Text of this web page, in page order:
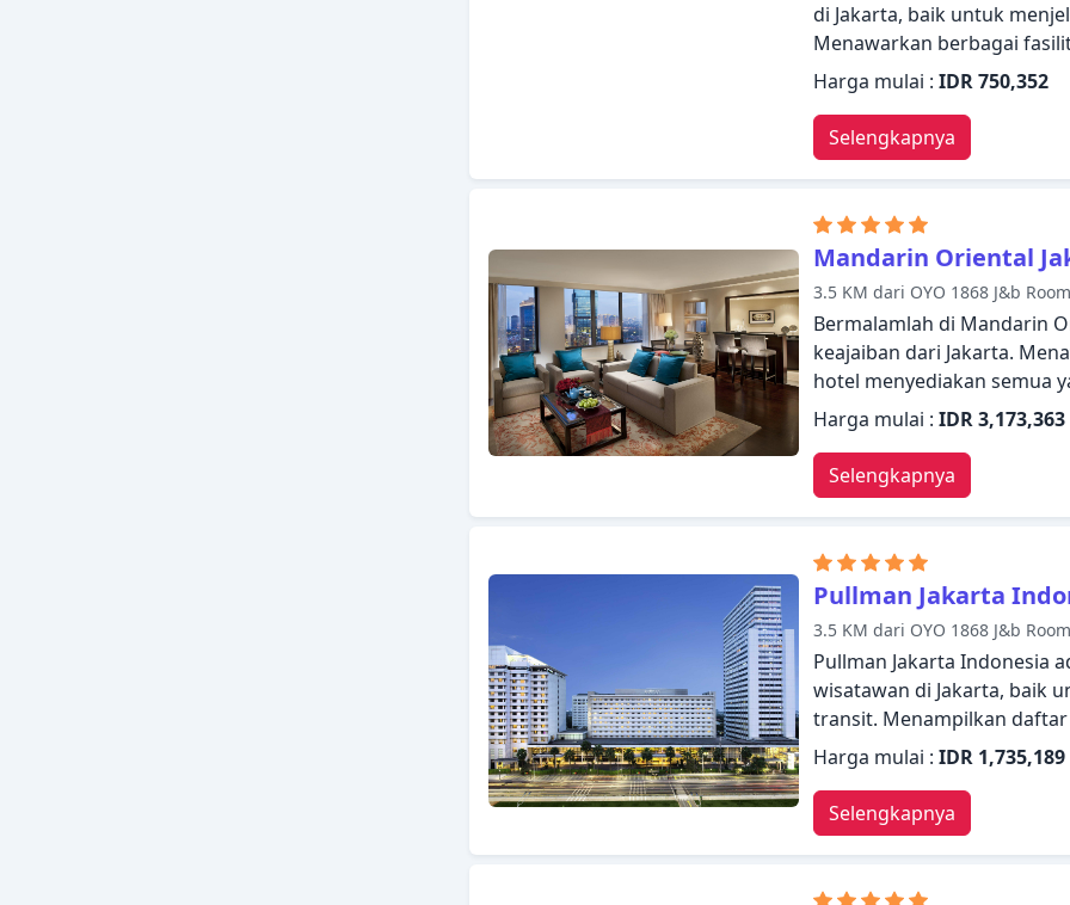
di Jakarta, baik untuk
Menawarkan berbagai
semua yang Anda
gratis di semua kamar,
dengan kebutuhan khusus,
umum hanyalah beberapa
Bersantailah di kamar
dilengkapi dengan fasilitas
televisi layar datar, cermin,
berbagai pilihan rekreasi.
profesional, Oria Hotel
Harga mulai :IDR 750,352
Selengkapnya
Mandarin Oriental
3.5 KM dari OYO 1868 J&b
Bermalamlah di Mandarin
keajaiban dari Jakarta.
hotel menyediakan semua
dengan nyaman. Fasilitas-
resepsionis 24 jam,
Wi-fi di tempat umum,
Semua kamar dirancang
seperti di rumah dan
penyimpanan pakaian, teh
gratis. Akses ke hot tub,
ruangan, spa di hotel akan
Mandarin Oriental Jakarta
menjelajahi Jakarta atau
diri.
Harga mulai :IDR 3,173,363
Selengkapnya
Pullman Jakarta
3.5 KM dari OYO 1868 J&b
Pullman Jakarta Indonesia
wisatawan di Jakarta, baik
transit. Menampilkan
merasakan bahwa mereka
yang siap melayani akan
Jakarta Indonesia. Kamar
butuhkan untuk bermalam
terdapat televisi layar
internet - WiFi, akses
Harga mulai :IDR 1,735,189
Selengkapnya